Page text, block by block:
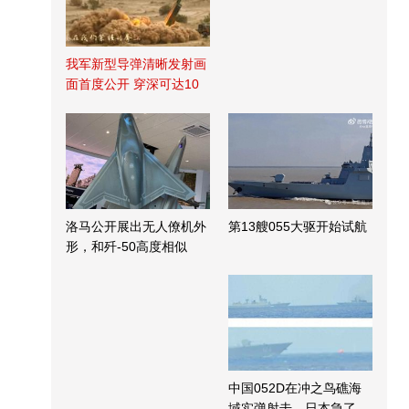
我军新型导弹清晰发射画
面首度公开 穿深可达10
洛马公开展出无人僚机外
形，和歼-50高度相似
第13艘055大驱开始试航
中国052D在冲之鸟礁海